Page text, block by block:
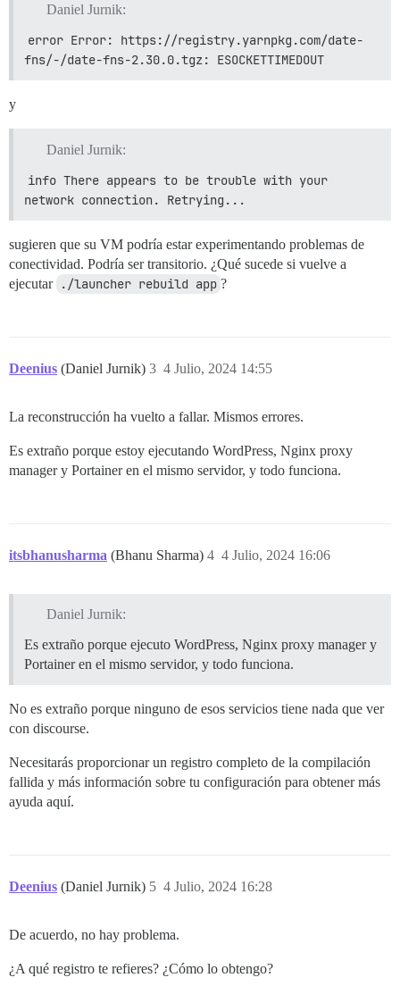
Daniel Jurnik:
error Error: https://registry.yarnpkg.com/date-
fns/-/date-fns-2.30.0.tgz: ESOCKETTIMEDOUT
y
Daniel Jurnik:
info There appears to be trouble with your
network connection. Retrying...
sugieren que su VM podría estar experimentando problemas de
conectividad. Podría ser transitorio. ¿Qué sucede si vuelve a
ejecutar ./launcher rebuild app ?
Deenius (Daniel Jurnik) 4 Julio, 2024 14:55
3
La reconstrucción ha vuelto a fallar. Mismos errores.
Es extraño porque estoy ejecutando WordPress, Nginx proxy
manager y Portainer en el mismo servidor, y todo funciona.
itsbhanusharma (Bhanu Sharma) 4 Julio, 2024 16:06
4
Daniel Jurnik:
Es extraño porque ejecuto WordPress, Nginx proxy manager y
Portainer en el mismo servidor, y todo funciona.
No es extraño porque ninguno de esos servicios tiene nada que ver
con discourse.
Necesitarás proporcionar un registro completo de la compilación
fallida y más información sobre tu configuración para obtener más
ayuda aquí.
Deenius (Daniel Jurnik) 4 Julio, 2024 16:28
5
De acuerdo, no hay problema.
¿A qué registro te refieres? ¿Cómo lo obtengo?